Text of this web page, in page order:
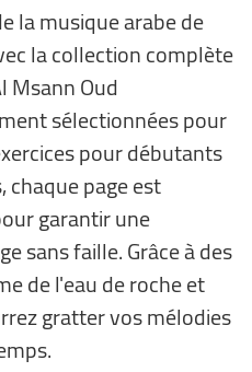
la musique arabe de
la collection complète
Msann Oud
sélectionnées pour
pour débutants
chaque page est
garantir une
sans faille. Grâce à des
de l'eau de roche et
gratter vos mélodies